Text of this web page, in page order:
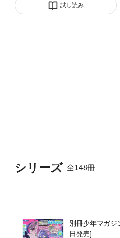
試し読み
シリーズ 全148冊
別冊少年マガジ
日発売]